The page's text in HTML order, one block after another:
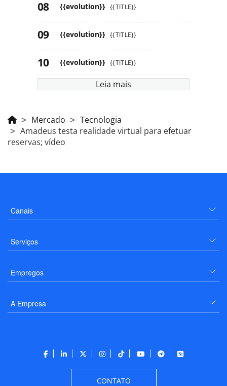
{{evolution}} {{TITLE}}
{{evolution}} {{TITLE}}
{{evolution}} {{TITLE}}
Leia mais
Mercado
Tecnologia
Amadeus testa realidade virtual para efetuar
reservas; vídeo
Canais
Serviços
Empregos
A Empresa
CONTATO